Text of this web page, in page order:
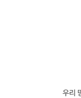
우리